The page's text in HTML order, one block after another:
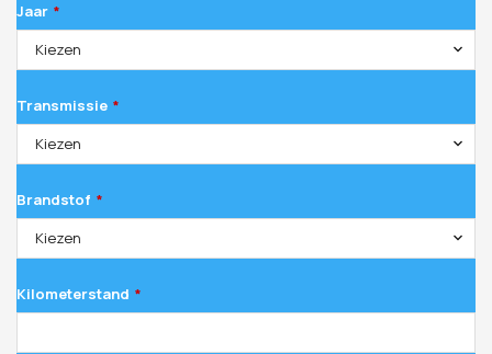
Jaar *
Kiezen
Transmissie *
Kiezen
Brandstof *
Kiezen
Kilometerstand *